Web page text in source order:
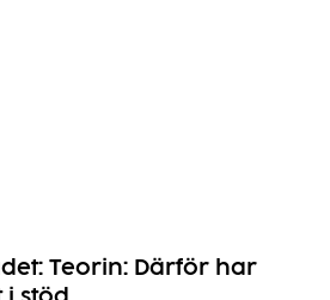
Teorin: Därför har